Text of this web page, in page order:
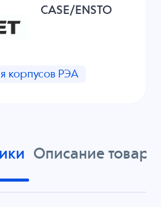
CASE/ENSTO
корпусов РЭА
Описание товара